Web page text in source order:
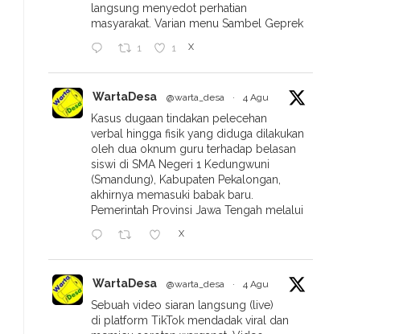
langsung menyedot perhatian
masyarakat. Varian menu Sambel Geprek
1 1 X
WartaDesa @warta_desa · 4 Agu
Kasus dugaan tindakan pelecehan
verbal hingga fisik yang diduga dilakukan
oleh dua oknum guru terhadap belasan
siswi di SMA Negeri 1 Kedungwuni
(Smandung), Kabupaten Pekalongan,
akhirnya memasuki babak baru.
Pemerintah Provinsi Jawa Tengah melalui
X
WartaDesa @warta_desa · 4 Agu
Sebuah video siaran langsung (live)
di platform TikTok mendadak viral dan